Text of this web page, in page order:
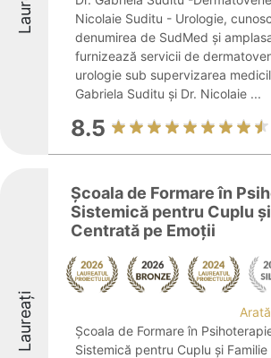
Nicolaie Suditu - Urologie,
denumirea de SudMed și
furnizează servicii de
urologie sub supervizarea
Gabriela Suditu și Dr. Nicolaie ...
8.5
Laureați
Școala de Formare în
Sistemică pentru Cuplu
Centrată pe Emoții
Școala de Formare în
Sistemică pentru Cuplu și